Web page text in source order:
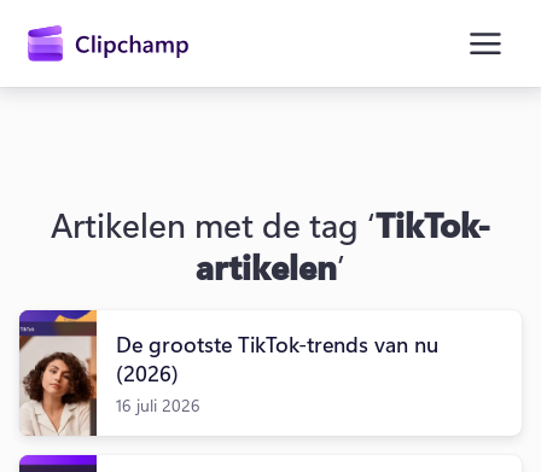
Artikelen met de tag ‘TikTok-
artikelen’
De grootste TikTok-trends van nu
(2026)
16 juli 2026